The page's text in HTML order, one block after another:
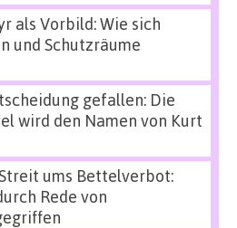
als Vorbild: Wie sich
und Schutzräume
gefallen: Die
wird den Namen von Kurt
ums Bettelverbot:
Rede von